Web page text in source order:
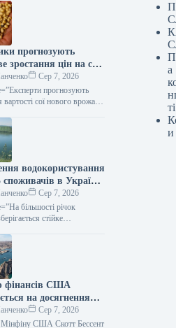
прогнозують
зростання цін на сою
до 20–22 тис.
КУРКУЛЬ
Сер 7, 2026
прогнозують
вартості сої нового врожаю
kurkul.com/news/41871-
zrostannya-tsin-na-
vrojayu-u-drugiy-polovini-
прогнозують
вартості сої нового
водокористування
споживачів в Україні
рівень води —
Сер 7, 2026
більшості річок
стійке
kurkul.com/news/41869-na-
ukrayini-zberigayetsya-
На більшості
зберігається стійке
7 серпня 2026 36…
фінансів США
на досягнення
з Іраном про
бойових дій на
Сер 7, 2026
США Скотт Бессент
а
ті
и